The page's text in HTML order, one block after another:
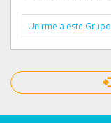
Unirme a este Grupo